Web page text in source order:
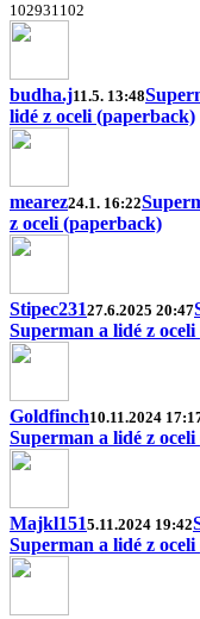
102931102
budha.j11.5. 13:48
lidé z oceli (paperback)
mearez24.1. 16:22
z oceli (paperback)
Stipec23127.6.2025 20:47
Superman a lidé z
Goldfinch10.11.2024
Superman a lidé z
Majkl1515.11.2024 19:42
Superman a lidé z